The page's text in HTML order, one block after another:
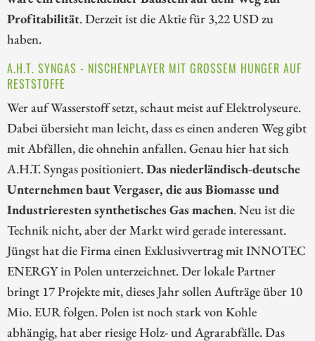
Profitabilität. Derzeit ist die Aktie für 3,22 USD zu
haben.
A.H.T. SYNGAS - NISCHENPLAYER MIT GROSSEM HUNGER AUF R
ESTSTOFFE
Wer auf Wasserstoff setzt, schaut meist auf Elektrolyseure.
Dabei übersieht man leicht, dass es einen anderen Weg gibt
mit Abfällen, die ohnehin anfallen. Genau hier hat sich
A.H.T. Syngas positioniert.Das niederländisch-deutsche
Unternehmen baut Vergaser, die aus Biomasse und
Industrieresten synthetisches Gas machen. Neu ist die
Technik nicht, aber der Markt wird gerade interessant.
Jüngst hat die Firma einen Exklusivvertrag mit INNOTEC
ENERGY in Polen unterzeichnet. Der lokale Partner
bringt 17 Projekte mit, dieses Jahr sollen Aufträge über 10
Mio. EUR folgen. Polen ist noch stark von Kohle
abhängig, hat aber riesige Holz- und Agrarabfälle. Das